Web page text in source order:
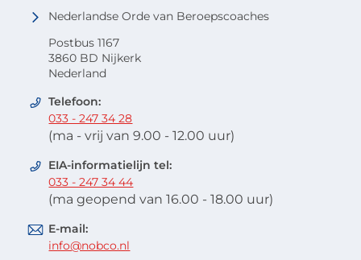
Nederlandse Orde van Beroepscoaches
Postbus 1167
3860 BD Nijkerk
Nederland
Telefoon:
033 - 247 34 28
(ma - vrij van 9.00 - 12.00 uur)
EIA-informatielijn tel:
033 - 247 34 44
(ma geopend van 16.00 - 18.00 uur)
E-mail:
info@nobco.nl